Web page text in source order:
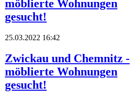
möblierte Wohnungen
gesucht!
25.03.2022 16:42
Zwickau und Chemnitz -
möblierte Wohnungen
gesucht!